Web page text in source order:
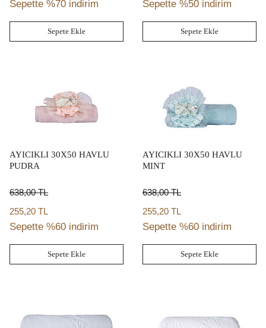
Sepette %70 indirim
Sepete Ekle
Sepette %50 indirim
Sepete Ekle
AYICIKLI 30X50 HAVLU
PUDRA
638,00TL
255,20 TL
Sepette %60 indirim
Sepete Ekle
AYICIKLI 30X50 HAVLU
MINT
638,00TL
255,20 TL
Sepette %60 indirim
Sepete Ekle